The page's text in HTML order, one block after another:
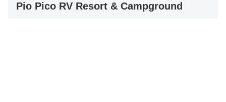
Pio Pico RV Resort & Campground